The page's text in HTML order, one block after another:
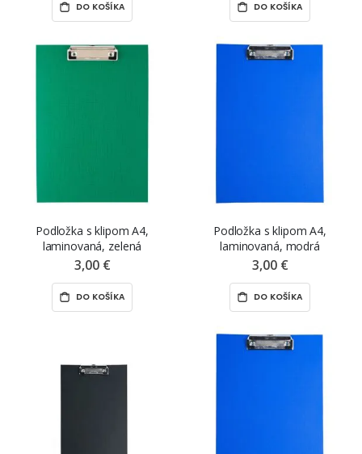
DO KOŠÍKA DO KOŠÍKA
Podložka s klipom A4,
laminovaná, zelená
3,00 €
DO KOŠÍKA
Podložka s klipom A4,
laminovaná, modrá
3,00 €
DO KOŠÍKA